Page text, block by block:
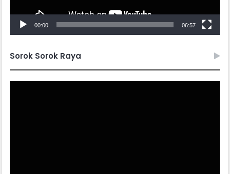
00:00 06:57
Sorok Sorok Raya